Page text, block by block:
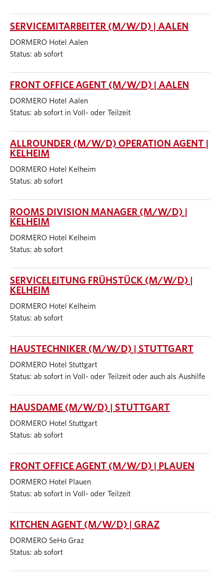
SERVICEMITARBEITER (M/W/D) | AALEN
DORMERO Hotel Aalen
Status: ab sofort
FRONT OFFICE AGENT (M/W/D) | AALEN
DORMERO Hotel Aalen
Status: ab sofort in Voll- oder Teilzeit
ALLROUNDER (M/W/D) OPERATION AGENT |
KELHEIM
DORMERO Hotel Kelheim
Status: ab sofort
ROOMS DIVISION MANAGER (M/W/D) |
KELHEIM
DORMERO Hotel Kelheim
Status: ab sofort
SERVICELEITUNG FRÜHSTÜCK (M/W/D) |
KELHEIM
DORMERO Hotel Kelheim
Status: ab sofort
HAUSTECHNIKER (M/W/D) | STUTTGART
DORMERO Hotel Stuttgart
Status: ab sofort in Voll- oder Teilzeit oder auch als Aushilfe
HAUSDAME (M/W/D) | STUTTGART
DORMERO Hotel Stuttgart
Status: ab sofort
FRONT OFFICE AGENT (M/W/D) | PLAUEN
DORMERO Hotel Plauen
Status: ab sofort in Voll- oder Teilzeit
KITCHEN AGENT (M/W/D) | GRAZ
DORMERO SeHo Graz
Status: ab sofort